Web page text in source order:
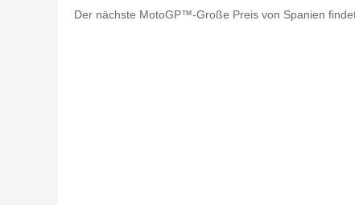
Der nächste MotoGP™-Große Preis von Spanien